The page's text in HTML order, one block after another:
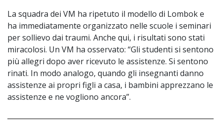
La squadra dei VM ha ripetuto il modello di Lombok e
ha immediatamente organizzato nelle scuole i seminari
per sollievo dai traumi. Anche qui, i risultati sono stati
miracolosi. Un VM ha osservato: “Gli studenti si sentono
più allegri dopo aver ricevuto le assistenze. Si sentono
rinati. In modo analogo, quando gli insegnanti danno
assistenze ai propri figli a casa, i bambini apprezzano le
assistenze e ne vogliono ancora”.